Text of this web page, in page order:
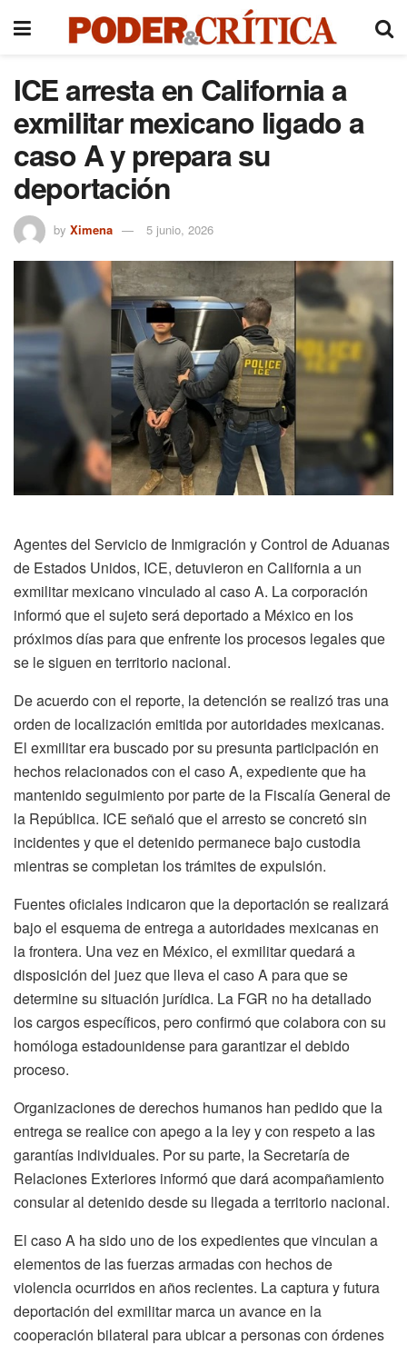
ICE arresta en California a
exmilitar mexicano ligado a
caso A y prepara su
deportación
by Ximena 5 junio, 2026
Agentes del Servicio de Inmigración y Control de Aduanas
de Estados Unidos, ICE, detuvieron en California a un
exmilitar mexicano vinculado al caso A. La corporación
informó que el sujeto será deportado a México en los
próximos días para que enfrente los procesos legales que
se le siguen en territorio nacional.
De acuerdo con el reporte, la detención se realizó tras una
orden de localización emitida por autoridades mexicanas.
El exmilitar era buscado por su presunta participación en
hechos relacionados con el caso A, expediente que ha
mantenido seguimiento por parte de la Fiscalía General de
la República. ICE señaló que el arresto se concretó sin
incidentes y que el detenido permanece bajo custodia
mientras se completan los trámites de expulsión.
Fuentes oficiales indicaron que la deportación se realizará
bajo el esquema de entrega a autoridades mexicanas en
la frontera. Una vez en México, el exmilitar quedará a
disposición del juez que lleva el caso A para que se
determine su situación jurídica. La FGR no ha detallado
los cargos específicos, pero confirmó que colabora con su
homóloga estadounidense para garantizar el debido
proceso.
Organizaciones de derechos humanos han pedido que la
entrega se realice con apego a la ley y con respeto a las
garantías individuales. Por su parte, la Secretaría de
Relaciones Exteriores informó que dará acompañamiento
consular al detenido desde su llegada a territorio nacional.
El caso A ha sido uno de los expedientes que vinculan a
elementos de las fuerzas armadas con hechos de
violencia ocurridos en años recientes. La captura y futura
deportación del exmilitar marca un avance en la
cooperación bilateral para ubicar a personas con órdenes